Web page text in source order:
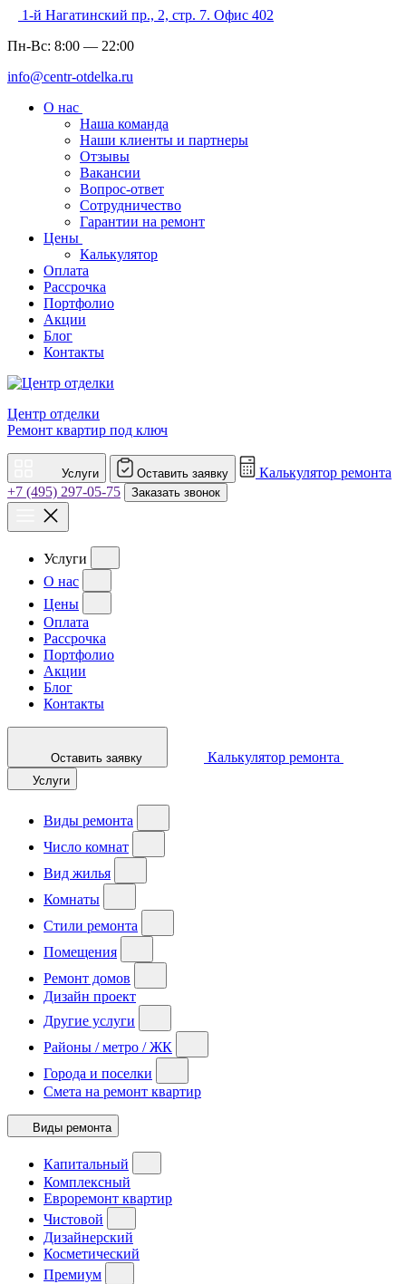
1-й Нагатинский пр., 2, стр. 7. Офис 402
Пн-Вс: 8:00 — 22:00
info@centr-otdelka.ru
О нас
Наша команда
Наши клиенты и партнеры
Отзывы
Вакансии
Вопрос-ответ
Сотрудничество
Гарантии на ремонт
Цены
Калькулятор
Оплата
Рассрочка
Портфолио
Акции
Блог
Контакты
Центр отделки
Ремонт квартир под ключ
Услуги Оставить заявку
Калькулятор ремонта
+7 (495) 297-05-75
Заказать звонок
Услуги
О нас
Цены
Оплата
Рассрочка
Портфолио
Акции
Блог
Контакты
Оставить заявку Калькулятор ремонта
Услуги
Виды ремонта
Число комнат
Вид жилья
Комнаты
Стили ремонта
Помещения
Ремонт домов
Дизайн проект
Другие услуги
Районы / метро / ЖК
Города и поселки
Смета на ремонт квартир
Виды ремонта
Капитальный
Комплексный
Евроремонт квартир
Чистовой
Дизайнерский
Косметический
Премиум